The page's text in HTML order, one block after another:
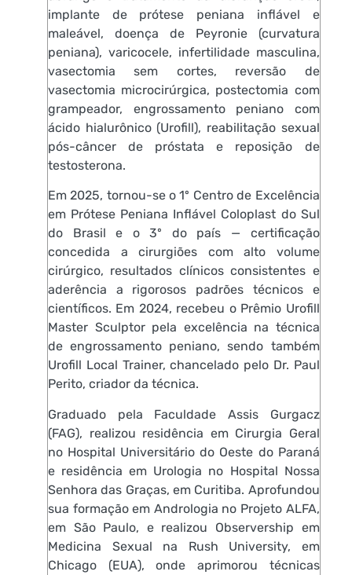
implante de prótese peniana inflável e
maleável, doença de Peyronie (curvatura
peniana), varicocele, infertilidade masculina,
vasectomia sem cortes, reversão de
vasectomia microcirúrgica, postectomia com
grampeador, engrossamento peniano com
ácido hialurônico (Urofill), reabilitação sexual
pós-câncer de próstata e reposição de
testosterona.
Em 2025, tornou-se o 1º Centro de Excelência
em Prótese Peniana Inflável Coloplast do Sul
do Brasil e o 3º do país — certificação
concedida a cirurgiões com alto volume
cirúrgico, resultados clínicos consistentes e
aderência a rigorosos padrões técnicos e
científicos. Em 2024, recebeu o Prêmio Urofill
Master Sculptor pela excelência na técnica
de engrossamento peniano, sendo também
Urofill Local Trainer, chancelado pelo Dr. Paul
Perito, criador da técnica.
Graduado pela Faculdade Assis Gurgacz
(FAG), realizou residência em Cirurgia Geral
no Hospital Universitário do Oeste do Paraná
e residência em Urologia no Hospital Nossa
Senhora das Graças, em Curitiba. Aprofundou
sua formação em Andrologia no Projeto ALFA,
em São Paulo, e realizou Observership em
Medicina Sexual na Rush University, em
Chicago (EUA), onde aprimorou técnicas